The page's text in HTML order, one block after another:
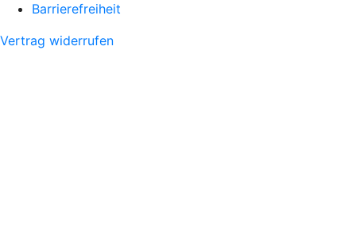
Barrierefreiheit
Vertrag widerrufen